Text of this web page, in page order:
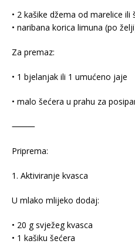
• 2 kašike džema od marelice
• naribana korica limuna (po
Za premaz:
• 1 bjelanjak ili 1 umućeno jaje
• malo šećera u prahu za
⸻
Priprema:
1. Aktiviranje kvasca
U mlako mlijeko dodaj:
• 20 g svježeg kvasca
• 1 kašiku šećera